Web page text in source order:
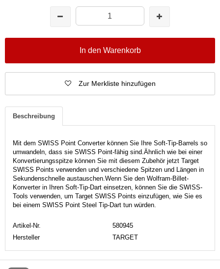
In den Warenkorb
Zur Merkliste hinzufügen
Beschreibung
Mit dem SWISS Point Converter können Sie Ihre Soft-Tip-Barrels so
umwandeln, dass sie SWISS Point-fähig sind. Ähnlich wie bei einer
Konvertierungsspitze können Sie mit diesem Zubehör jetzt Target
SWISS Points verwenden und verschiedene Spitzen und Längen in
Sekundenschnelle austauschen. Wenn Sie den Wolfram-Billet-
Konverter in Ihren Soft-Tip-Dart einsetzen, können Sie die SWISS-
Tools verwenden, um Target SWISS Points einzufügen, wie Sie es
bei einem SWISS Point Steel Tip-Dart tun würden.
Artikel-Nr.
580945
Hersteller
TARGET